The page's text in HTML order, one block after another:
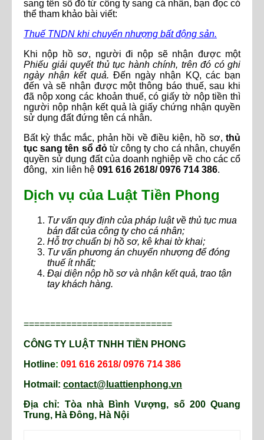
sang tên sổ đỏ từ công ty sang cá nhân, bạn đọc có
thể tham khảo bài viết:
Thuế TNDN khi chuyển nhượng bất động sản.
Khi nộp hồ sơ, người đi nộp sẽ nhận được một
Phiếu giải quyết thủ tục hành chính, trên đó có ghi
ngày nhận kết quả. Đến ngày nhận KQ, các bạn
đến và sẽ nhận được một thông báo thuế, sau khi
đã nộp xong các khoản thuế, có giấy tờ nộp tiền thì
người nộp nhận kết quả là giấy chứng nhận quyền
sử dụng đất đứng tên cá nhân.
Bất kỳ thắc mắc, phản hồi về điều kiện, hồ sơ, thủ
tục sang tên sổ đỏtừ công ty cho cá nhân, chuyển
quyền sử dụng đất của doanh nghiệp về cho các cổ
đông, xin liên hệ 091 616 2618/ 0976 714 386.
Dịch vụ của Luật Tiền Phong
Tư vấn quy định của pháp luật về thủ tục mua
bán đất của công ty cho cá nhân;
Hỗ trợ chuẩn bị hồ sơ, kê khai tờ khai;
Tư vấn phương án chuyển nhượng để đóng
thuế ít nhất;
Đại diện nộp hồ sơ và nhận kết quả, trao tận
tay khách hàng.
============================
CÔNG TY LUẬT TNHH TIỀN PHONG
Hotline: 091 616 2618/ 0976 714 386
Hotmail: contact@luattienphong.vn
Địa chỉ: Tòa nhà Bình Vượng, số 200 Quang
Trung, Hà Đông, Hà Nội